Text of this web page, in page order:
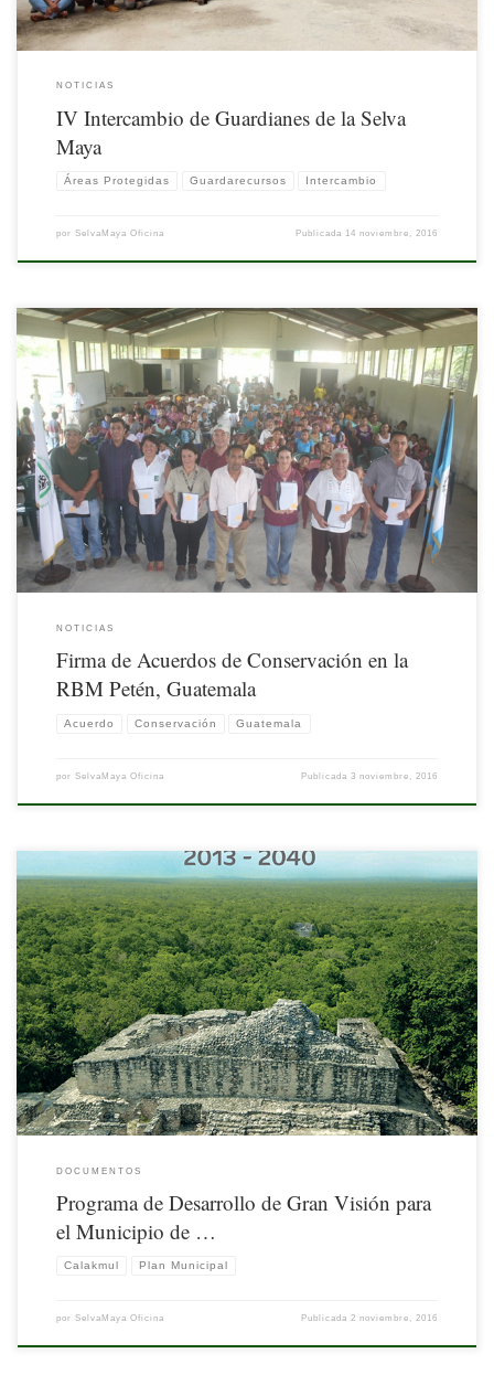
NOTICIAS
IV Intercambio de Guardianes de la Selva
Maya
Áreas Protegidas Guardarecursos Intercambio
por SelvaMaya Oficina Publicada 14 noviembre, 2016
Nota publicada por el Consejo Nacional de Áreas Protegidas (CONAP)
[…]
NOTICIAS
Firma de Acuerdos de Conservación en la
RBM Petén, Guatemala
Acuerdo Conservación Guatemala
por SelvaMaya Oficina Publicada3 noviembre, 2016
DOCUMENTOS
Programa de Desarrollo de Gran Visión para
el Municipio de …
Calakmul Plan Municipal
por SelvaMaya Oficina Publicada2 noviembre, 2016